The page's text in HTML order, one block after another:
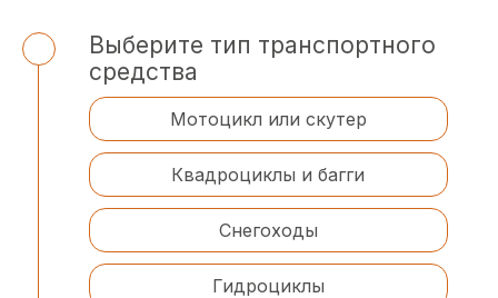
Выберите тип транспортного
средства
Мотоцикл или скутер
Квадроциклы и багги
Снегоходы
Гидроциклы